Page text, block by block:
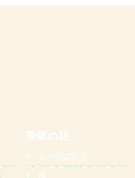
季節の花
花の開花状況
梅